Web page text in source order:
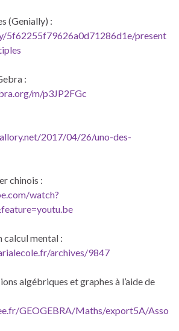
(Genially) :
5f62255f79626a0d71286d1e/present
:
m/p3JP2FGc
2017/04/26/uno-des-
chinois :
watch?
calcul mental :
archives/9847
algébriques et graphes à l’aide de
GEOGEBRA/Maths/export5A/Asso